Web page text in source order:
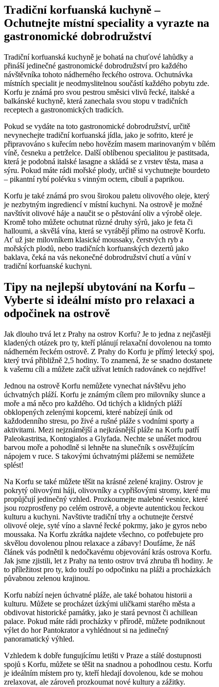
Tradiční korfuanská kuchyně –
Ochutnejte místní speciality a vyrazte na
gastronomické dobrodružství
Tradiční korfuanská kuchyně je bohatá na chuťové lahůdky a
přináší jedinečné gastronomické dobrodružství pro každého
návštěvníka tohoto nádherného řeckého ostrova. Ochutnávka
místních specialit je neodmyslitelnou součástí každého pobytu zde.
Korfu je známá pro svou pestrou směsici vlivů řecké, italské a
balkánské kuchyně, která zanechala svou stopu v tradičních
receptech a gastronomických tradicích.
Pokud se vydáte na toto gastronomické dobrodružství, určitě
nevynechejte tradiční korfuanská jídla, jako je sofrito, které je
připravováno s kuřecím nebo hovězím masem marinovaným v bílém
víně, česneku a petrželce. Další oblíbenou specialitou je pastitsada,
která je podobná italské lasagne a skládá se z vrstev těsta, masa a
sýru. Pokud máte rádi mořské plody, určitě si vychutnejte bourdeto
– pikantní rybí polévku s vinným octem, cibulí a paprikou.
Korfu je také známá pro svou širokou paletu olivového oleje, který
je nezbytným ingrediencí v místní kuchyni. Na ostrově je možné
navštívit olivové háje a naučit se o pěstování oliv a výrobě oleje.
Kromě toho můžete ochutnat různé druhy sýrů, jako je feta či
halloumi, a skvělá vína, která se vyrábějí přímo na ostrově Korfu.
Ať už jste milovníkem klasické moussaky, čerstvých ryb a
mořských plodů, nebo tradičních korfuanských dezertů jako
baklava, čeká na vás nekonečné dobrodružství chutí a vůní v
tradiční korfuanské kuchyni.
Tipy na nejlepší ubytování na Korfu –
Vyberte si ideální místo pro relaxaci a
odpočinek na ostrově
Jak dlouho trvá let z Prahy na ostrov Korfu? Je to jedna z nejčastěji
kladených otázek pro ty, kteří plánují relaxační dovolenou na tomto
nádherném řeckém ostrově. Z Prahy do Korfu je přímý letecký spoj,
který trvá přibližně 2,5 hodiny. To znamená, že se snadno dostanete
k vašemu cíli a můžete začít užívat letních radovánek co nejdříve!
Jednou na ostrově Korfu nemůžete vynechat návštěvu jeho
úchvatných pláží. Korfu je známým cílem pro milovníky slunce a
moře a má něco pro každého. Od tichých a klidných pláží
obklopených zelenými kopcemi, které nabízejí únik od
každodenního stresu, po živé a rušné pláže s vodními sporty a
aktivitami. Mezi nejznámější a nejkrásnější pláže na Korfu patří
Paleokastritsa, Kontogialos a Glyfada. Nechte se unášet modrou
barvou moře a pohodlně si lehněte na slunečník s osvěžujícím
nápojem v ruce. S takovými úchvatnými plážemi se nemůžete
splést!
Na Korfu se také můžete těšit na krásné zelené krajiny. Ostrov je
pokrytý olivovými háji, olivovníky a cypřišovými stromy, které mu
propůjčují jedinečný vzhled. Prozkoumejte malebné vesnice, které
jsou rozprostřeny po celém ostrově, a objevte autentickou řeckou
kulturu a kuchyni. Navštivte tradiční trhy a ochutnejte čerstvé
olivové oleje, syté víno a slavné řecké pokrmy, jako je gyros nebo
moussaka. Na Korfu zkrátka najdete všechno, co potřebujete pro
skvělou dovolenou plnou relaxace a zábavy! Doufáme, že náš
článek vás podnětil k nedočkavému objevování krás ostrova Korfu.
Jak jsme zjistili, let z Prahy na tento ostrov trvá zhruba tři hodiny. Je
to příležitost pro ty, kdo touží po odpočinku na pláži a procházkách
půvabnou zelenou krajinou.
Korfu nabízí nejen úchvatné pláže, ale také bohatou historii a
kulturu. Můžete se procházet úzkými uličkami starého města a
obdivovat historické památky, jako je stará pevnost či achillean
palace. Pokud máte rádi procházky v přírodě, můžete podniknout
výlet do hor Pantokrator a vyhlédnout si na jedinečný
panoramatický výhled.
Vzhledem k dobře fungujícímu letišti v Praze a stálé dostupnosti
spojů s Korfu, můžete se těšit na snadnou a pohodlnou cestu. Korfu
je ideálním místem pro ty, kteří hledají dovolenou, kde se mohou
zrelaxovat, ale zároveň prozkoumat nové kultury a zážitky.